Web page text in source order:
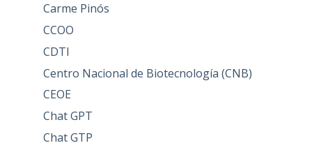
Carme Pinós
CCOO
CDTI
Centro Nacional de Biotecnología (CNB)
CEOE
Chat GPT
Chat GTP